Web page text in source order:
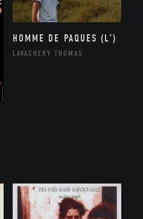
HOMME DE PAQUES (L’)
LAVACHERY THOMAS